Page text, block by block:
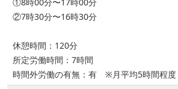
②7時30分〜16時30分
休憩時間：120分
所定労働時間：7時間
時間外労働の有無：有 ※月平均5時間程度